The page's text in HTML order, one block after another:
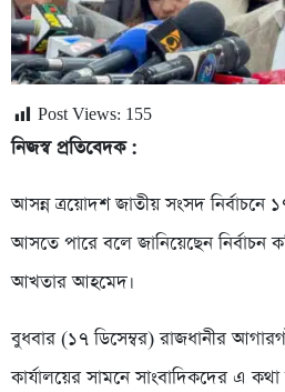
Post Views: 155
নিজস্ব প্রতিবেদক :
আসন্ন ত্রয়োদশ জাতীয় সংসদ
আসতে পারে বলে জানিয়েছেন নির্বাচন
আখতার আহমেদ।
বুধবার (১৭ ডিসেম্বর) রাজধানীর
কার্যালয়ের সামনে সাংবাদিকদের এ